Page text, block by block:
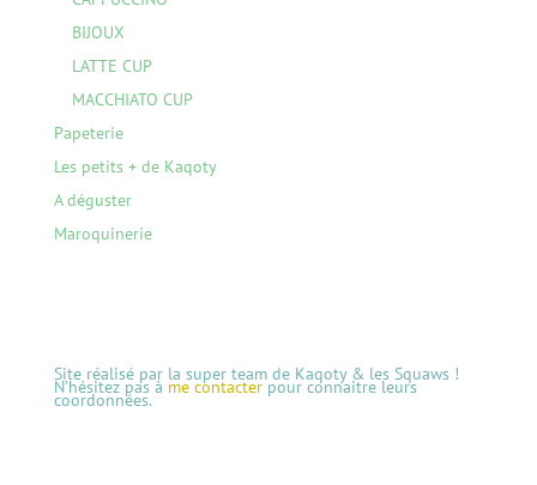
BIJOUX
LATTE CUP
MACCHIATO CUP
Papeterie
Les petits + de Kaqoty
A déguster
Maroquinerie
Site réalisé par la super team de Kaqoty & les Squaws !
N’hésitez pas à me contacterpour connaitre leurs
coordonnées.